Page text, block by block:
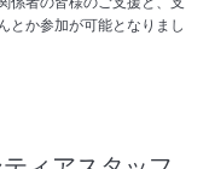
とか参加が可能となりまし